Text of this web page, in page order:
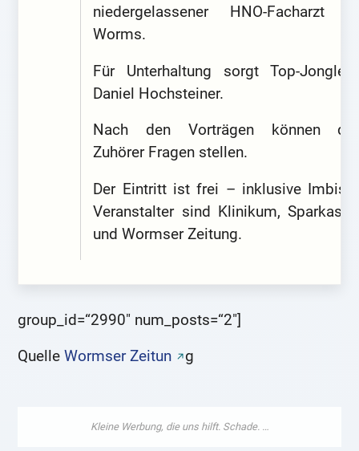
niedergelassener HNO-Facharzt in
Worms.
Für Unterhaltung sorgt Top-Jongleur
Daniel Hochsteiner.
Nach den Vorträgen können die
Zuhörer Fragen stellen.
Der Eintritt ist frei – inklusive Imbiss.
Veranstalter sind Klinikum, Sparkasse
und Wormser Zeitung.
group_id=“2990″ num_posts=“2″]
QuelleWormser Zeitun g